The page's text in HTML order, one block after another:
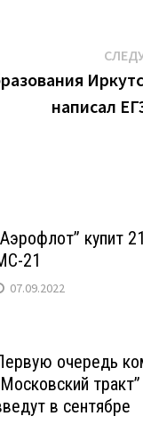
написал
купит
21
07.09.2022
очередь
в сентябре